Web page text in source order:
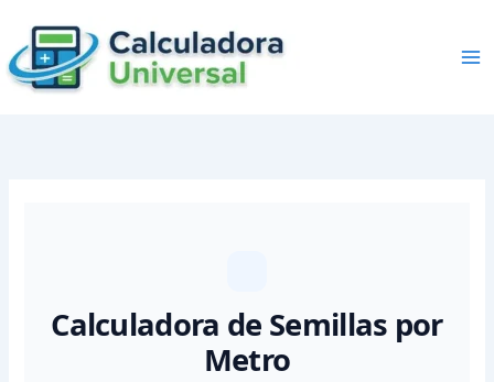
content
Calculadora de Semillas por
Metro